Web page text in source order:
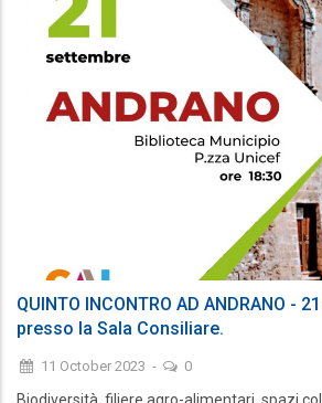
QUINTO INCONTRO AD ANDRANO -
presso la Sala Consiliare.
11 October 2023 - 0
Biodiversità, filiere agro-alimentari, spazi